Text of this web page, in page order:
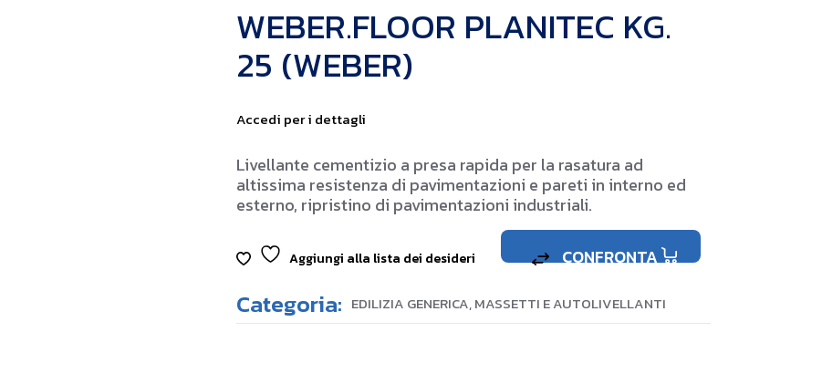
WEBER.FLOOR PLANITEC KG.
25 (WEBER)
Accedi per i dettagli
Livellante cementizio a presa rapida per la rasatura ad
altissima resistenza di pavimentazioni e pareti in interno ed
esterno, ripristino di pavimentazioni industriali.
Aggiungi alla lista dei desideri CONFRONTA
Categoria: EDILIZIA GENERICA,MASSETTI E AUTOLIVELLANTI